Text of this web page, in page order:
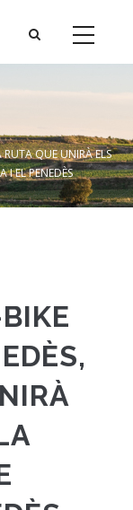
RUTA QUE UNIRÀ ELS
I EL PENEDÈS